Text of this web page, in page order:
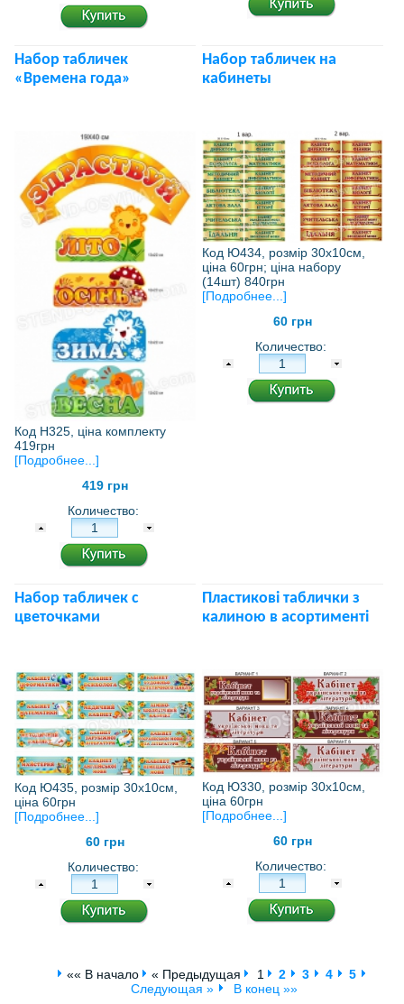
Набор табличек
«Времена года»
Код Н325, ціна комплекту
419грн
[Подробнее...]
419 грн
Количество:
Набор табличек на
кабинеты
Код Ю434, розмір 30х10см,
ціна 60грн; ціна набору
(14шт) 840грн
[Подробнее...]
60 грн
Количество:
Набор табличек с
цветочками
Код Ю435, розмір 30х10см,
ціна 60грн
[Подробнее...]
60 грн
Количество:
Пластикові таблички з
калиною в асортименті
Код Ю330, розмір 30х10см,
ціна 60грн
[Подробнее...]
60 грн
Количество:
«« В начало « Предыдущая 1 2 3 4
5
Следующая »
В конец »»